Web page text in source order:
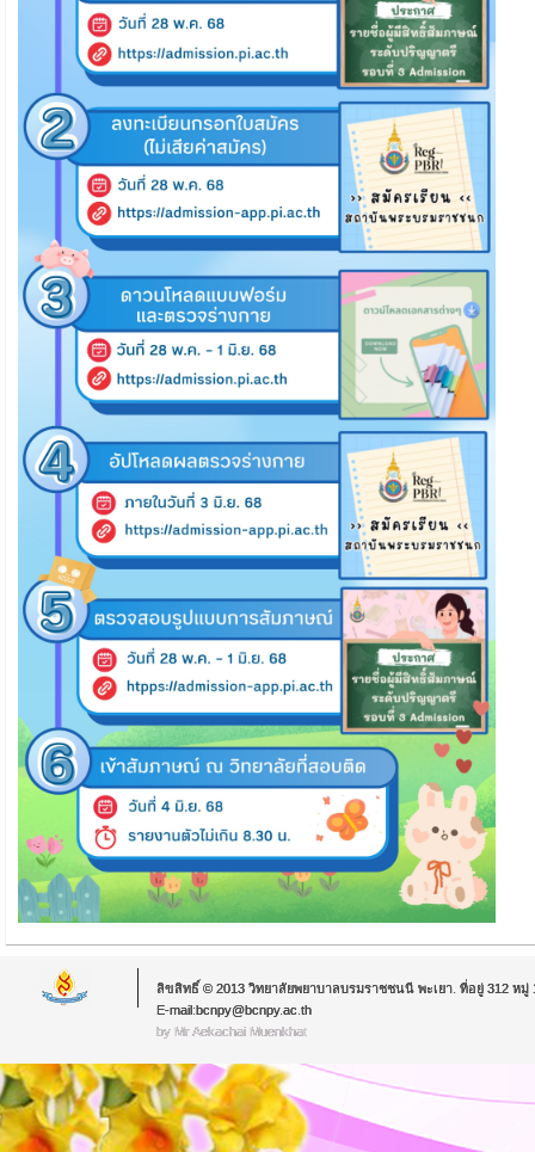
ลิขสิทธิ์ © 2013 วิทยาลัยพยาบาลบรมราชชนนี พะเยา. ที่อยู่ 312 หมู่
E-mail:bcnpy@bcnpy.ac.th
by Mr.Aekachai Muenkhat